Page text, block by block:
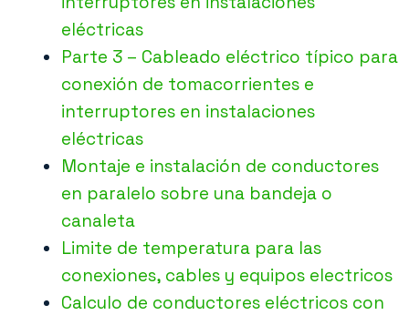
eléctricas
Parte 3 – Cableado eléctrico típico para
conexión de tomacorrientes e
interruptores en instalaciones
eléctricas
Montaje e instalación de conductores
en paralelo sobre una bandeja o
canaleta
Limite de temperatura para las
conexiones, cables y equipos electricos
Calculo de conductores eléctricos con